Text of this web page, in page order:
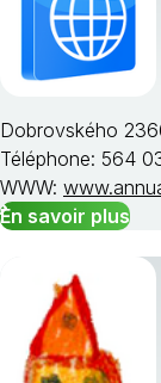
Dobrovského
Téléphone: 564
WWW:
En savoir plus